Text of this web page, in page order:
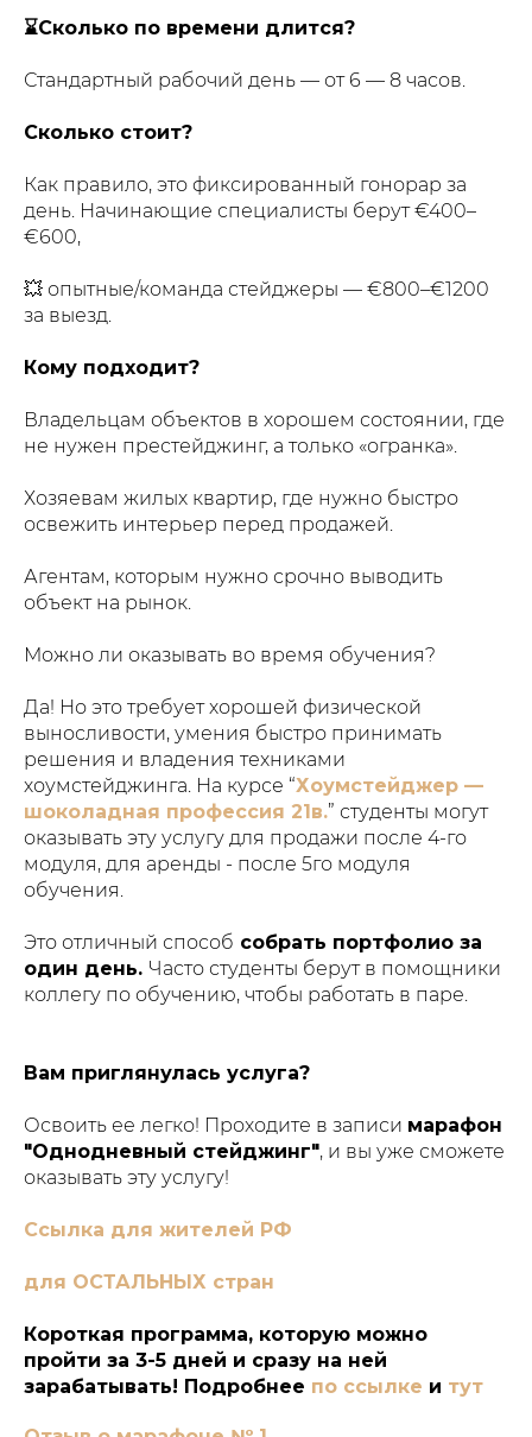
⌛️Сколько по времени длится?
Стандартный рабочий день — от 6 — 8 часов.
Сколько стоит?
Как правило, это фиксированный гонорар за
день. Начинающие специалисты берут €400–
€600,
💥 опытные/команда стейджеры — €800–€1200
за выезд.
Кому подходит?
Владельцам объектов в хорошем состоянии, где
не нужен престейджинг, а только «огранка».
Хозяевам жилых квартир, где нужно быстро
освежить интерьер перед продажей.
Агентам, которым нужно срочно выводить
объект на рынок.
Можно ли оказывать во время обучения?
Да! Но это требует хорошей физической
выносливости, умения быстро принимать
решения и владения техниками
хоумстейджинга. На курсе “Хоумстейджер —
шоколадная профессия 21в.” студенты могут
оказывать эту услугу для продажи после 4-го
модуля, для аренды - после 5го модуля
обучения.
Это отличный способ собрать портфолио за
один день. Часто студенты берут в помощники
коллегу по обучению, чтобы работать в паре.
Вам приглянулась услуга?
Освоить ее легко! Проходите в записи марафон
"Однодневный стейджинг", и вы уже сможете
оказывать эту услугу!
Ссылка для жителей РФ
для ОСТАЛЬНЫХ стран
Короткая программа, которую можно
пройти за 3-5 дней и сразу на ней
зарабатывать! Подробнее по ссылке и тут